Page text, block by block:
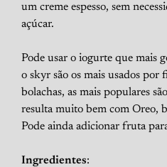
um creme espesso, sem
açúcar.
Pode usar o iogurte que mais
o skyr são os mais usados por
bolachas, as mais populares
resulta muito bem com Oreo,
Pode ainda adicionar fruta
Ingredientes: